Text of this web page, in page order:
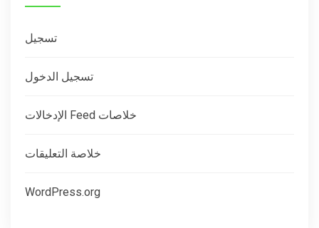
تسجيل
تسجيل الدخول
خلاصات Feed الإدخالات
خلاصة التعليقات
WordPress.org